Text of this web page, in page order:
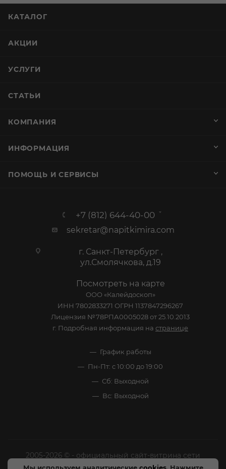
КАТАЛОГ
АКЦИИ
УСЛУГИ
СТАТЬИ
КОМПАНИЯ
ИНФОРМАЦИЯ
ПОМОЩЬ И СЕРВИСЫ
+7 (812) 644-40-00
sekretar@napitkimira.com
г. Санкт-Петербург ,
ул.Смолячкова, д.19
Посмотреть на карте
ООО «Калейдоскоп»
ИНН 7802833271 ОГРН 1137847296267
Лицензия №78РПА0005028 от 25.10.2013
г. Подробная информация на странице
График работы
Пн-Пт: с 10:00 до 19:00
Сб: Выходной
Вс: Выходной
2005-2026 © - официальный сайт-витрина сети
специализированных напитков "Калейдоскоп Напитков